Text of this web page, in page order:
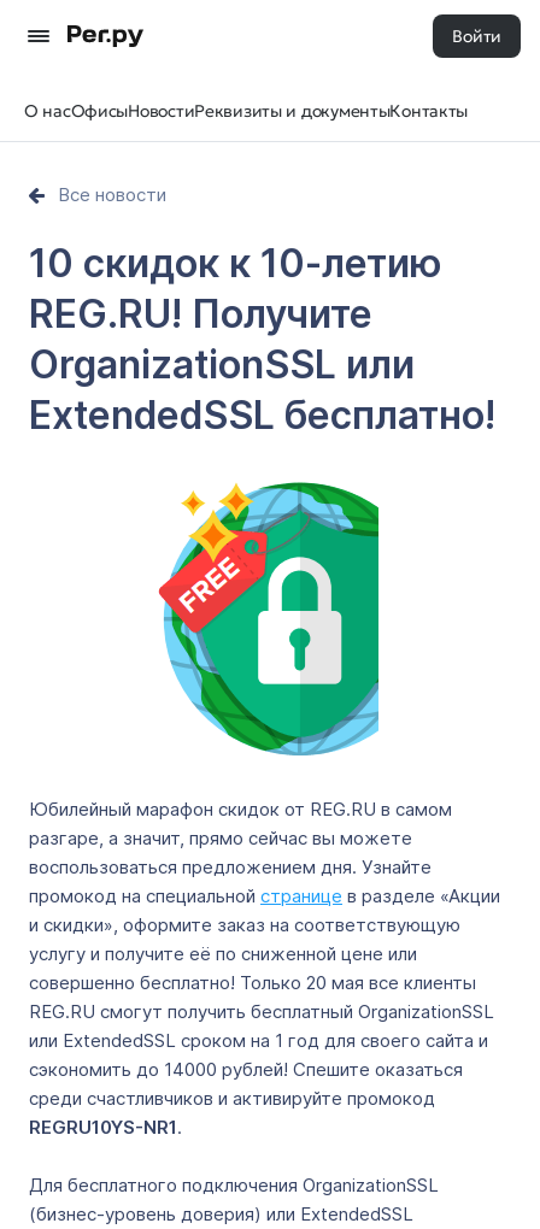
Войти
О насОфисыНовостиРеквизиты и документыКонтакты
Все новости
10 скидок к 10-летию
REG.RU! Получите
OrganizationSSL или
ExtendedSSL бесплатно!
Юбилейный марафон скидок от REG.RU в самом
разгаре, а значит, прямо сейчас вы можете
воспользоваться предложением дня. Узнайте
промокод на специальной странице в разделе «Акции
и скидки», оформите заказ на соответствующую
услугу и получите её по сниженной цене или
совершенно бесплатно! Только 20 мая все клиенты
REG.RU смогут получить бесплатный OrganizationSSL
или ExtendedSSL сроком на 1 год для своего сайта и
сэкономить до 14000 рублей! Спешите оказаться
среди счастливчиков и активируйте промокод
REGRU10YS-NR1.
Для бесплатного подключения OrganizationSSL
(бизнес-уровень доверия) или ExtendedSSL